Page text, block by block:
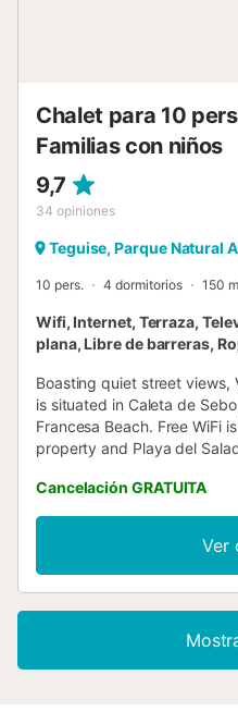
Chalet para 10
Familias con niños
9,7
34 opiniones
Teguise, Parque Natural
10 pers. 4 dormitorios 150
Wifi, Internet, Terraza,
plana, Libre de barreras,
Boasting quiet street views,
is situated in Caleta de
Francesa Beach. Free WiFi
property and Playa del
Cancelación GRATUITA
Ver